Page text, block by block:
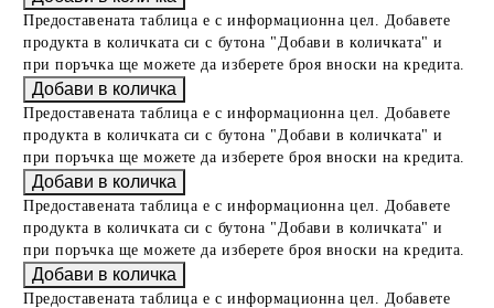
Предоставената таблица е с информационна цел. Добавете
продукта в количката си с бутона "Добави в количката" и
при поръчка ще можете да изберете броя вноски на кредита.
Предоставената таблица е с информационна цел. Добавете
продукта в количката си с бутона "Добави в количката" и
при поръчка ще можете да изберете броя вноски на кредита.
Предоставената таблица е с информационна цел. Добавете
продукта в количката си с бутона "Добави в количката" и
при поръчка ще можете да изберете броя вноски на кредита.
Предоставената таблица е с информационна цел. Добавете